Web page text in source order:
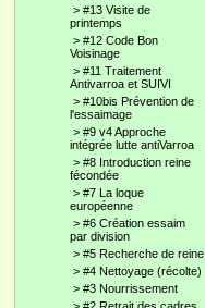
> #13 Visite de
printemps
> #12 Code Bon
Voisinage
> #11 Traitement
Antivarroa et SUIVI
> #10bis Prévention de
l'essaimage
> #9 v4 Approche
intégrée lutte antiVarroa
> #8 Introduction reine
fécondée
> #7 La loque
européenne
> #6 Création essaim
par division
> #5 Recherche de reine
> #4 Nettoyage (récolte)
> #3 Nourrissement